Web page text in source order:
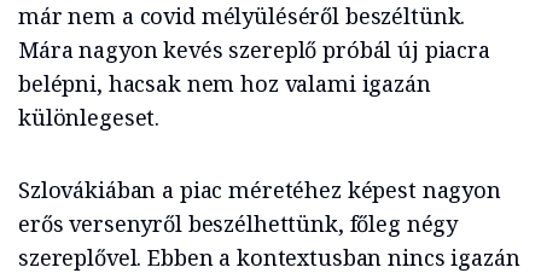
már nem a covid mélyüléséről beszéltünk.
Mára nagyon kevés szereplő próbál új piacra
belépni, hacsak nem hoz valami igazán
különlegeset.
Szlovákiában a piac méretéhez képest nagyon
erős versenyről beszélhettünk, főleg négy
szereplővel. Ebben a kontextusban nincs igazán